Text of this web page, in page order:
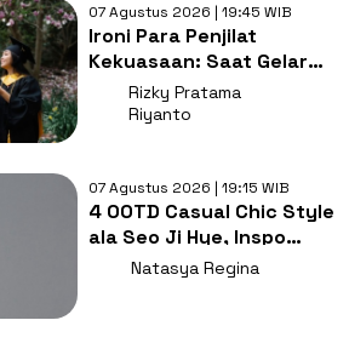
07 Agustus 2026 | 19:45 WIB
Ironi Para Penjilat
Kekuasaan: Saat Gelar
Akademis Kalah oleh
Mental ABS
Rizky Pratama
Riyanto
07 Agustus 2026 | 19:15 WIB
4 OOTD Casual Chic Style
ala Seo Ji Hye, Inspo
Gaya Ngampus Sampai
Natasya Regina